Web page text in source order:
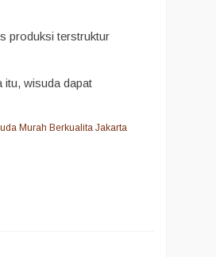
produksi terstruktur
itu, wisuda dapat
Murah Berkualita Jakarta